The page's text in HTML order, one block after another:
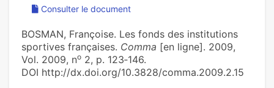
Consulter le document
BOSMAN, Françoise. Les fonds des institutions
sportives françaises. Comma [en ligne]. 2009,
Vol. 2009, no 2, p. 123‑146.
DOI http://dx.doi.org/10.3828/comma.2009.2.15